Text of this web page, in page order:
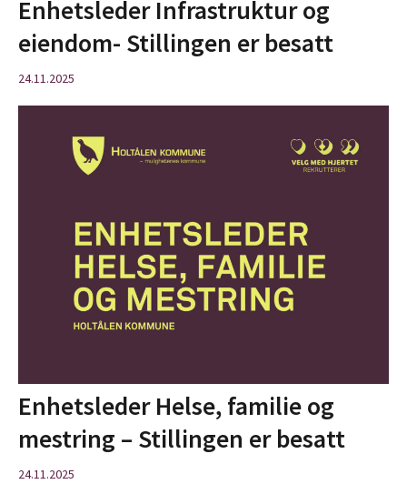
Enhetsleder Infrastruktur og
eiendom- Stillingen er besatt
24.11.2025
Enhetsleder Helse, familie og
mestring – Stillingen er besatt
24.11.2025